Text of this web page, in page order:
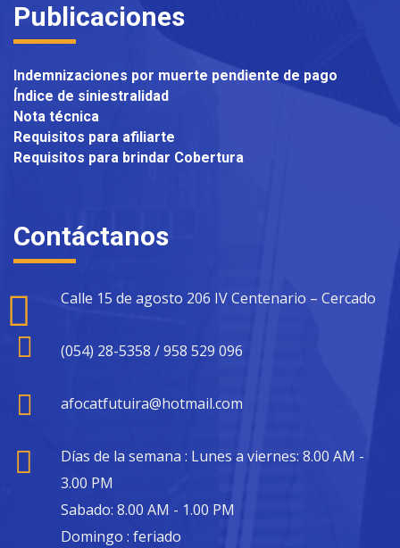
Publicaciones
Indemnizaciones por muerte pendiente de pago
Índice de siniestralidad
Nota técnica
Requisitos para afiliarte
Requisitos para brindar Cobertura
Contáctanos
Calle 15 de agosto 206 IV Centenario – Cercado
(054) 28-5358 / 958 529 096
afocatfutuira@hotmail.com
Días de la semana : Lunes a viernes: 8.00 AM -
3.00 PM
Sabado: 8.00 AM - 1.00 PM
Domingo : feriado